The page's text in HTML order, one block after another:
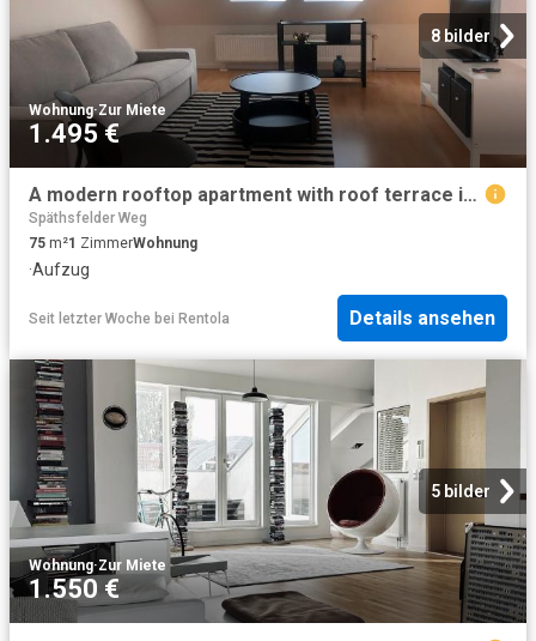
8 bilder
Wohnung·Zur Miete
1.495 €
A modern rooftop apartment with roof terrace in the heart of vibrant, up and coming Neukölln Berlin Amsterdam Apartments for Rent
Späthsfelder Weg
75 m²1 ZimmerWohnung
·Aufzug
Seit letzter Woche bei Rentola Details ansehen
5 bilder
Wohnung·Zur Miete
1.550 €